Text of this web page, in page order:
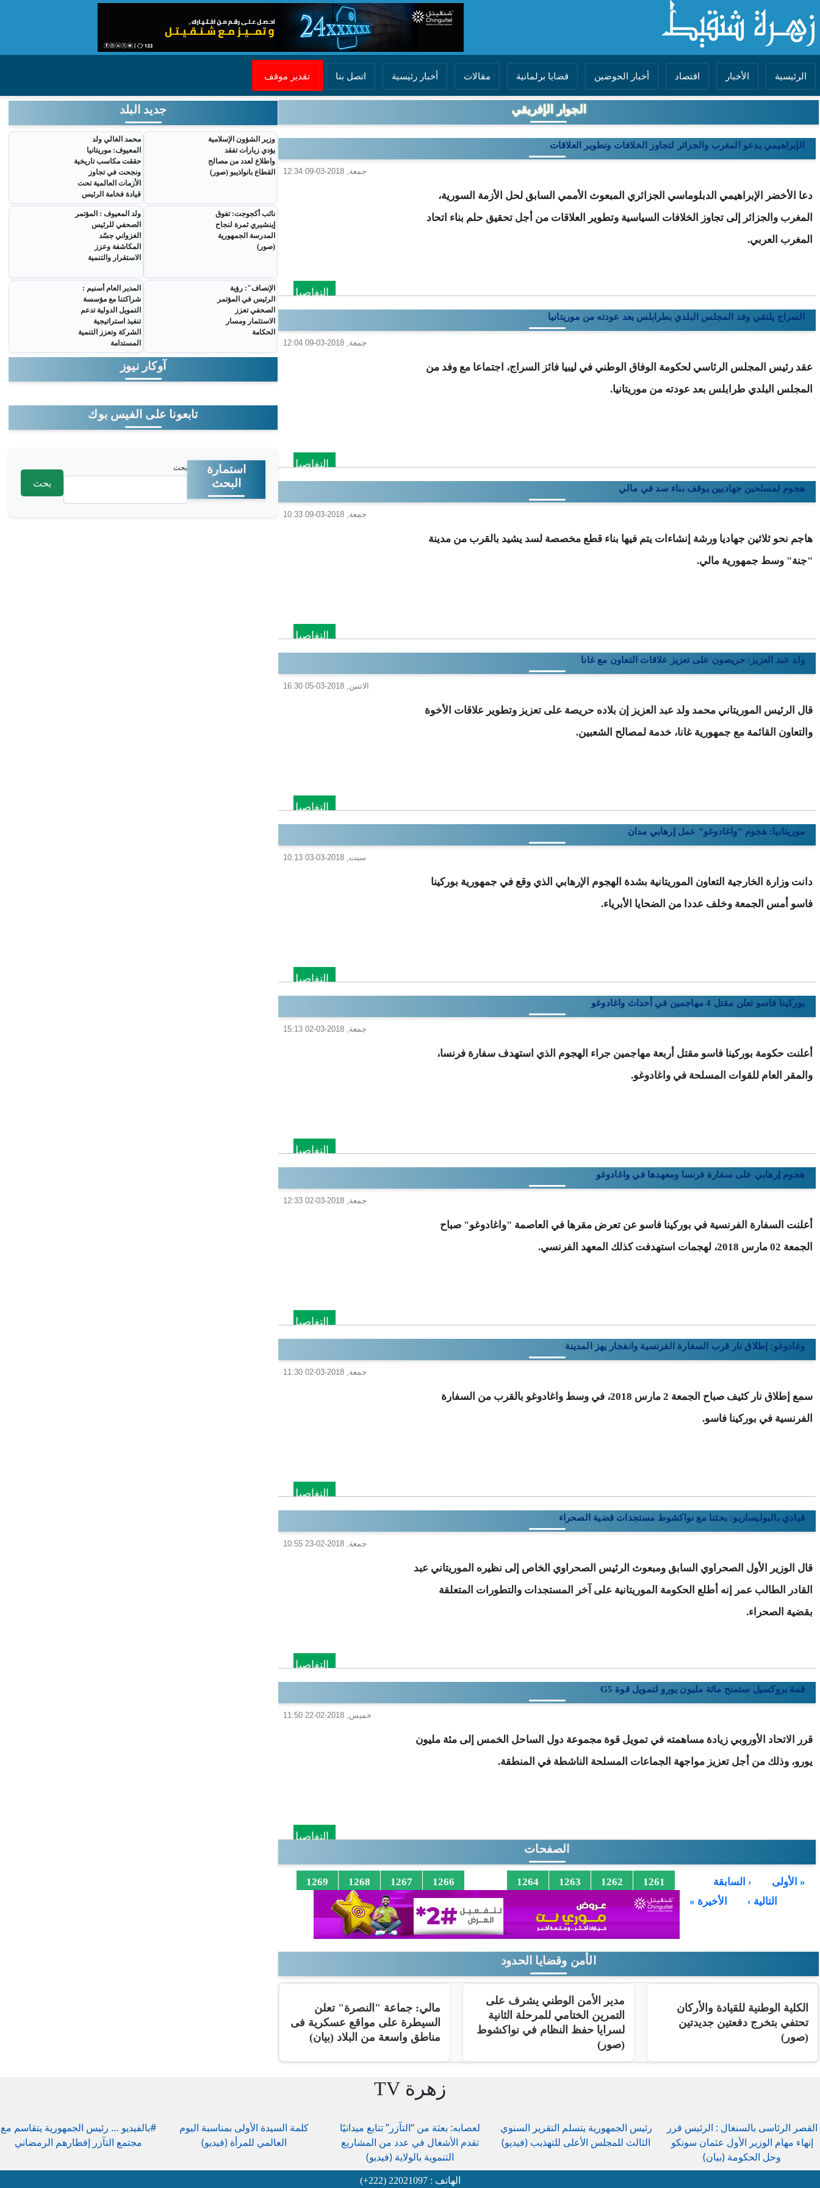
الرئيسية الأخبار اقتصاد أخبار الحوضين قضايا برلمانية مقالات أخبار رئيسية اتصل بنا تقدير موقف
الجوار الإفريقي
الإبراهيمي يدعو المغرب والجزائر لتجاوز الخلافات وتطوير العلاقات
جمعة, 2018-03-09 12:34
دعا الأخضر الإبراهيمي الدبلوماسي الجزائري المبعوث الأممي السابق لحل الأزمة السورية،
المغرب والجزائر إلى تجاوز الخلافات السياسية وتطوير العلاقات من أجل تحقيق حلم بناء اتحاد
المغرب العربي.
التفاصيل
السراج يلتقي وفد المجلس البلدي بطرابلس بعد عودته من موريتانيا
جمعة, 2018-03-09 12:04
عقد رئيس المجلس الرئاسي لحكومة الوفاق الوطني في ليبيا فائز السراج، اجتماعا مع وفد من
المجلس البلدي طرابلس بعد عودته من موريتانيا.
التفاصيل
هجوم لمسلحين جهاديين يوقف بناء سد في مالي
جمعة, 2018-03-09 10:33
هاجم نحو ثلاثين جهاديا ورشة إنشاءات يتم فيها بناء قطع مخصصة لسد يشيد بالقرب من مدينة
"جنة" وسط جمهورية مالي.
التفاصيل
ولد عبد العزيز: حريصون على تعزيز علاقات التعاون مع غانا
الاثنين, 2018-03-05 16:30
قال الرئيس الموريتاني محمد ولد عبد العزيز إن بلاده حريصة على تعزيز وتطوير علاقات الأخوة
والتعاون القائمة مع جمهورية غانا، خدمة لمصالح الشعبين.
التفاصيل
موريتانيا: هجوم "واغادوغو" عمل إرهابي مدان
سبت, 2018-03-03 10:13
دانت وزارة الخارجية التعاون الموريتانية بشدة الهجوم الإرهابي الذي وقع في جمهورية بوركينا
فاسو أمس الجمعة وخلف عددا من الضحايا الأبرياء.
التفاصيل
بوركينا فاسو تعلن مقتل 4 مهاجمين في أحداث واغادوغو
جمعة, 2018-03-02 15:13
أعلنت حكومة بوركينا فاسو مقتل أربعة مهاجمين جراء الهجوم الذي استهدف سفارة فرنسا،
والمقر العام للقوات المسلحة في واغادوغو.
التفاصيل
هجوم إرهابي على سفارة فرنسا ومعهدها في واغادوغو
جمعة, 2018-03-02 12:33
أعلنت السفارة الفرنسية في بوركينا فاسو عن تعرض مقرها في العاصمة "واغادوغو" صباح
الجمعة 02 مارس 2018، لهجمات استهدفت كذلك المعهد الفرنسي.
التفاصيل
وغادوغو: إطلاق نار قرب السفارة الفرنسية وانفجار يهز المدينة
جمعة, 2018-03-02 11:30
سمع إطلاق نار كثيف صباح الجمعة 2 مارس 2018، في وسط واغادوغو بالقرب من السفارة
الفرنسية في بوركينا فاسو.
التفاصيل
قيادي بالبوليساريو: بحثنا مع نواكشوط مستجدات قضية الصحراء
جمعة, 2018-02-23 10:55
قال الوزير الأول الصحراوي السابق ومبعوث الرئيس الصحراوي الخاص إلى نظيره الموريتاني عبد
القادر الطالب عمر إنه أطلع الحكومة الموريتانية على آخر المستجدات والتطورات المتعلقة
بقضية الصحراء.
التفاصيل
قمة بروكسيل ستمنح مائة مليون يورو لتمويل قوة G5
خميس, 2018-02-22 11:50
قرر الاتحاد الأوروبي زيادة مساهمته في تمويل قوة مجموعة دول الساحل الخمس إلى مئة مليون
يورو، وذلك من أجل تعزيز مواجهة الجماعات المسلحة الناشطة في المنطقة.
التفاصيل
الصفحات
« الأولى ‹ السابقة 1261
1262
1263
1264
1266
1267
1268
1269
التالية › الأخيرة »
الأمن وقضايا الحدود
الكلية الوطنية للقيادة والأركان
تحتفي بتخرج دفعتين جديدتين
(صور)
مدير الأمن الوطني يشرف على
التمرين الختامي للمرحلة الثانية
لسرايا حفظ النظام في نواكشوط
(صور)
مالي: جماعة "النصرة" تعلن
السيطرة على مواقع عسكرية فى
مناطق واسعة من البلاد (بيان)
جديد البلد
وزير الشؤون الإسلامية
يؤدي زيارات تفقد
واطلاع لعدد من مصالح
القطاع بانواذيبو (صور)
محمد الغالي ولد
المعيوف: موريتانيا
حققت مكاسب تاريخية
ونجحت في تجاوز
الأزمات العالمية تحت
قيادة فخامة الرئيس
نائب أكجوجت: تفوق
إينشيري ثمرة لنجاح
المدرسة الجمهورية
(صور)
ولد المعيوف : المؤتمر
الصحفي للرئيس
الغزواني جسّد
المكاشفة وعزز
الاستقرار والتنمية
الإنصاف": رؤية
الرئيس في المؤتمر
الصحفي تعزز
الاستثمار ومسار
الحكامة
المدير العام أسنيم :
شراكتنا مع مؤسسة
التمويل الدولية تدعم
تنفيذ استراتيجية
الشركة وتعزز التنمية
المستدامة
آوكار نيوز
تابعونا على الفيس بوك
استمارة
البحث
‏بحث ‏
زهرة TV
القصر الرئاسى بالسنغال : الرئيس قرر
إنهاء مهام الوزير الأول عثمان سونكو
وحل الحكومة (بيان)
رئيس الجمهورية يتسلم التقرير السنوي
الثالث للمجلس الأعلى للتهذيب (فيديو)
لعصابه: بعثة من “التآزر” تتابع ميدانيًا
تقدم الأشغال في عدد من المشاريع
التنموية بالولاية (فيديو)
كلمة السيدة الأولى بمناسبة اليوم
العالمي للمرأة (فيديو)
#بالفيديو … رئيس الجمهورية يتقاسم مع
مجتمع التآزر إفطارهم الرمضاني
الهاتف : 22021097 (222+)